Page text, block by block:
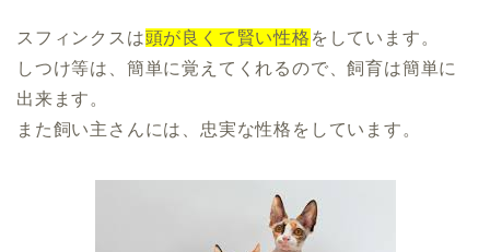
スフィンクスは頭が良くて賢い性格 をしています。
しつけ等は、簡単に覚えてくれるので、飼育は簡単に
出来ます。
また飼い主さんには、忠実な性格をしています。